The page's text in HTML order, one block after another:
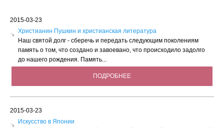
2015-03-23
Христианин Пушкин и христианская литература
Наш святой долг - сберечь и передать следующим поколениям
память о том, что создано и завоевано, что происходило задолго
до нашего рождения. Память...
ПОДРОБНЕЕ
2015-03-23
Искусство в Японии